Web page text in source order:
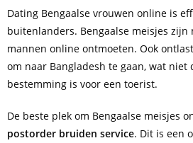
Dating Bengaalse vrouwen online is
buitenlanders. Bengaalse meisjes zijn
mannen online ontmoeten. Ook
om naar Bangladesh te gaan, wat niet
bestemming is voor een toerist.
De beste plek om Bengaalse meisjes
postorder bruiden service. Dit is een